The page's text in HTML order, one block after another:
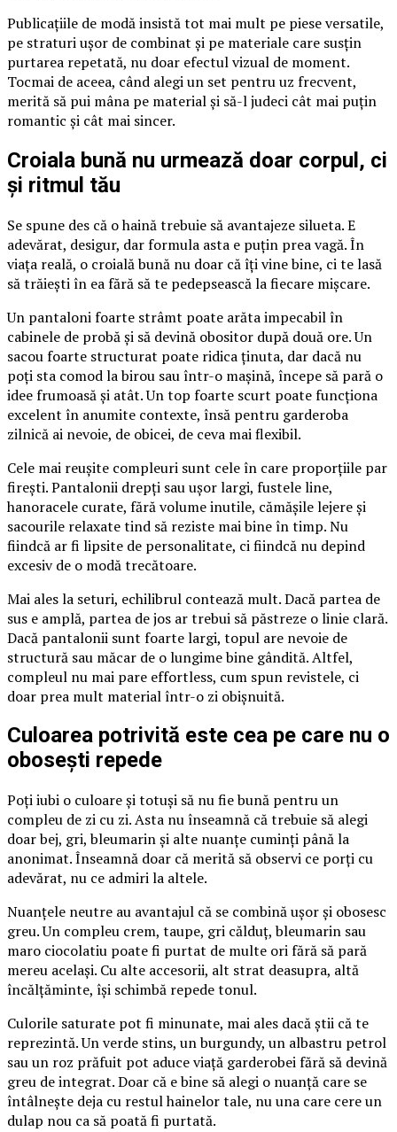
Publicațiile de modă insistă tot mai mult pe piese versatile,
pe straturi ușor de combinat și pe materiale care susțin
purtarea repetată, nu doar efectul vizual de moment.
Tocmai de aceea, când alegi un set pentru uz frecvent,
merită să pui mâna pe material și să-l judeci cât mai puțin
romantic și cât mai sincer.
Croiala bună nu urmează doar corpul, ci
și ritmul tău
Se spune des că o haină trebuie să avantajeze silueta. E
adevărat, desigur, dar formula asta e puțin prea vagă. În
viața reală, o croială bună nu doar că îți vine bine, ci te lasă
să trăiești în ea fără să te pedepsească la fiecare mișcare.
Un pantaloni foarte strâmt poate arăta impecabil în
cabinele de probă și să devină obositor după două ore. Un
sacou foarte structurat poate ridica ținuta, dar dacă nu
poți sta comod la birou sau într-o mașină, începe să pară o
idee frumoasă și atât. Un top foarte scurt poate funcționa
excelent în anumite contexte, însă pentru garderoba
zilnică ai nevoie, de obicei, de ceva mai flexibil.
Cele mai reușite compleuri sunt cele în care proporțiile par
firești. Pantalonii drepți sau ușor largi, fustele line,
hanoracele curate, fără volume inutile, cămășile lejere și
sacourile relaxate tind să reziste mai bine în timp. Nu
fiindcă ar fi lipsite de personalitate, ci fiindcă nu depind
excesiv de o modă trecătoare.
Mai ales la seturi, echilibrul contează mult. Dacă partea de
sus e amplă, partea de jos ar trebui să păstreze o linie clară.
Dacă pantalonii sunt foarte largi, topul are nevoie de
structură sau măcar de o lungime bine gândită. Altfel,
compleul nu mai pare effortless, cum spun revistele, ci
doar prea mult material într-o zi obișnuită.
Culoarea potrivită este cea pe care nu o
obosești repede
Poți iubi o culoare și totuși să nu fie bună pentru un
compleu de zi cu zi. Asta nu înseamnă că trebuie să alegi
doar bej, gri, bleumarin și alte nuanțe cuminți până la
anonimat. Înseamnă doar că merită să observi ce porți cu
adevărat, nu ce admiri la altele.
Nuanțele neutre au avantajul că se combină ușor și obosesc
greu. Un compleu crem, taupe, gri călduț, bleumarin sau
maro ciocolatiu poate fi purtat de multe ori fără să pară
mereu același. Cu alte accesorii, alt strat deasupra, altă
încălțăminte, își schimbă repede tonul.
Culorile saturate pot fi minunate, mai ales dacă știi că te
reprezintă. Un verde stins, un burgundy, un albastru petrol
sau un roz prăfuit pot aduce viață garderobei fără să devină
greu de integrat. Doar că e bine să alegi o nuanță care se
întâlnește deja cu restul hainelor tale, nu una care cere un
dulap nou ca să poată fi purtată.